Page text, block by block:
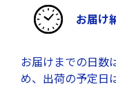
お届け
お届けまでの日数
め、出荷の予定日